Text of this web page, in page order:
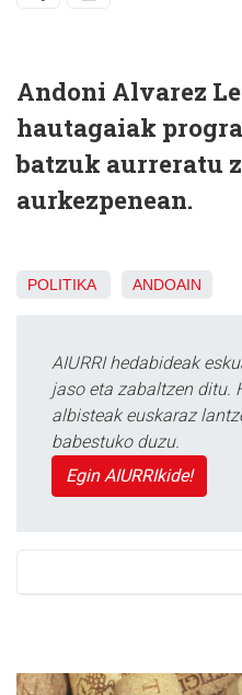
Andoni Alvarez
hautagaiak
batzuk aurreratu
aurkezpenean.
POLITIKA ANDOAIN
AIURRI hedabideak
jaso eta zabaltzen ditu.
albisteak euskaraz
babestuko duzu.
Egin AIURRIkide!